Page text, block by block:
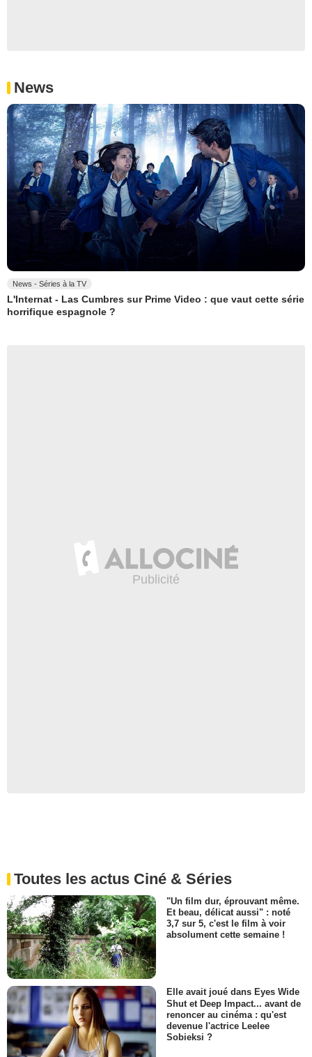
News
News - Séries à la TV
L'Internat - Las Cumbres sur Prime Video : que vaut cette série
horrifique espagnole ?
Toutes les actus Ciné & Séries
"Un film dur, éprouvant même.
Et beau, délicat aussi" : noté
3,7 sur 5, c'est le film à voir
absolument cette semaine !
Elle avait joué dans Eyes Wide
Shut et Deep Impact... avant de
renoncer au cinéma : qu'est
devenue l'actrice Leelee
Sobieksi ?